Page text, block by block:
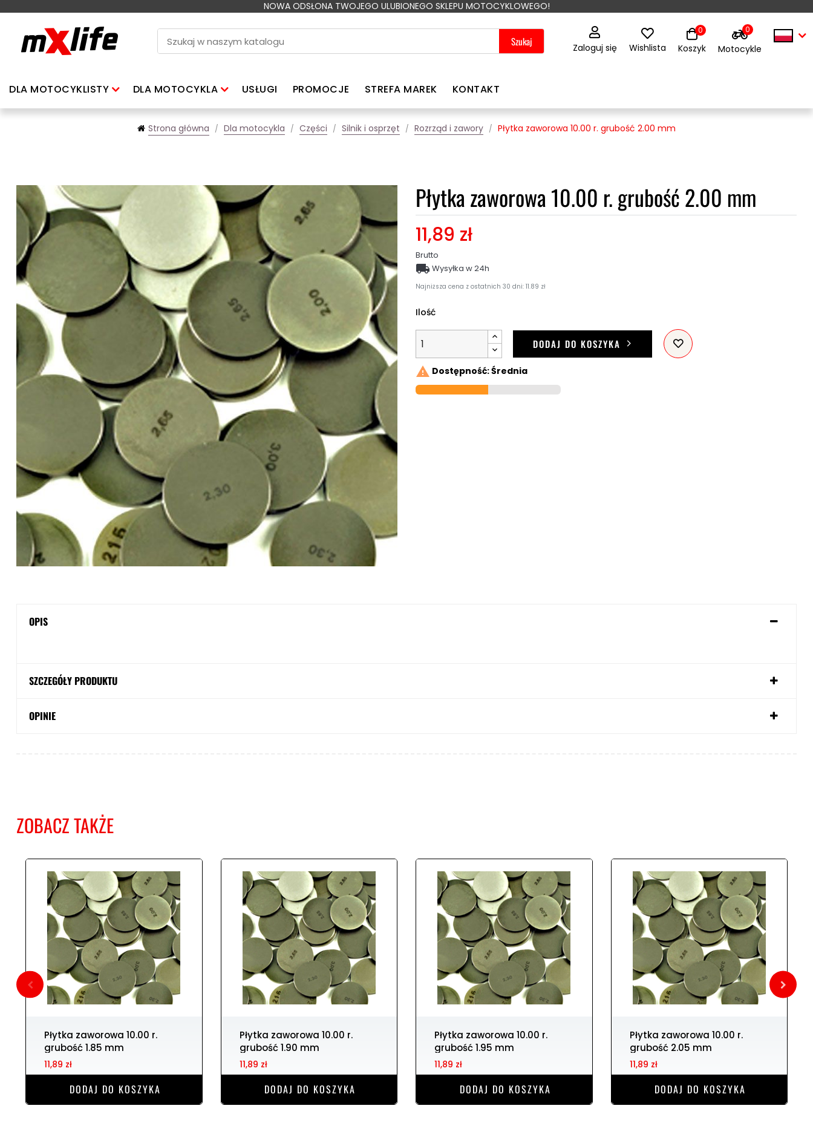
NOWA ODSŁONA TWOJEGO ULUBIONEGO SKLEPU MOTOCYKLOWEGO!
Szukaj Zaloguj się Wishlista Koszyk
0 0
Motocykle
DLA MOTOCYKLISTY DLA MOTOCYKLA USŁUGI PROMOCJE STREFA MAREK KONTAKT
Strona główna Dla motocykla Części Silnik i osprzęt Rozrząd i zawory Płytka zaworowa 10.00 r. grubość 2.00 mm
Płytka zaworowa 10.00 r. grubość 2.00 mm
11,89 zł
Brutto
Najniższa cena z ostatnich 30 dni: 11.89 zł
 Wysyłka w 24h
Ilość
DODAJ DO KOSZYKA
 Dostępność: Średnia
OPIS
SZCZEGÓŁY PRODUKTU
OPINIE
ZOBACZ TAKŻE
Płytka zaworowa 10.00 r.
grubość 1.85 mm
11,89 zł
DODAJ DO KOSZYKA
Płytka zaworowa 10.00 r.
grubość 1.90 mm
11,89 zł
DODAJ DO KOSZYKA
Płytka zaworowa 10.00 r.
grubość 1.95 mm
11,89 zł
DODAJ DO KOSZYKA
Płytka zaworowa 10.00 r.
grubość 2.05 mm
11,89 zł
DODAJ DO KOSZYKA